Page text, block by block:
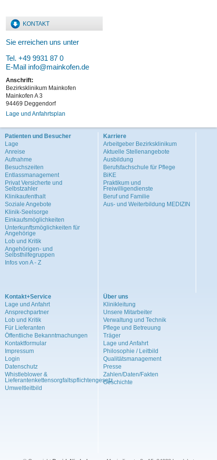
KONTAKT
Sie erreichen uns unter
Tel. +49 9931 87 0
E-Mail info@mainkofen.de
Anschrift:
Bezirksklinikum Mainkofen
Mainkofen A 3
94469 Deggendorf
Lage und Anfahrtsplan
Patienten und Besucher
Lage
Anreise
Aufnahme
Besuchszeiten
Entlassmanagement
Privat Versicherte und
Selbstzahler
Klinikaufenthalt
Soziale Angebote
Klinik-Seelsorge
Einkaufsmöglichkeiten
Unterkunftsmöglichkeiten für
Angehörige
Lob und Kritik
Angehörigen- und
Selbsthilfegruppen
Infos von A - Z
Karriere
Arbeitgeber Bezirksklinikum
Aktuelle Stellenangebote
Ausbildung
Berufsfachschule für Pflege
BiKE
Praktikum und
Freiwilligendienste
Beruf und Familie
Aus- und Weiterbildung MEDIZIN
Kontakt+Service
Lage und Anfahrt
Ansprechpartner
Lob und Kritik
Für Lieferanten
Öffentliche Bekanntmachungen
Kontaktformular
Impressum
Login
Datenschutz
Whistleblower &
Lieferantenkettensorgfaltspflichtengesetz
Umweltleitbild
Über uns
Klinikleitung
Unsere Mitarbeiter
Verwaltung und Technik
Pflege und Betreuung
Träger
Lage und Anfahrt
Philosophie / Leitbild
Qualitätsmanagement
Presse
Zahlen/Daten/Fakten
Geschichte